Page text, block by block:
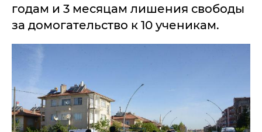
годам и 3 месяцам лишения свободы
за домогательство к 10 ученикам.